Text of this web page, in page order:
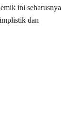
ini seharusnya
dan